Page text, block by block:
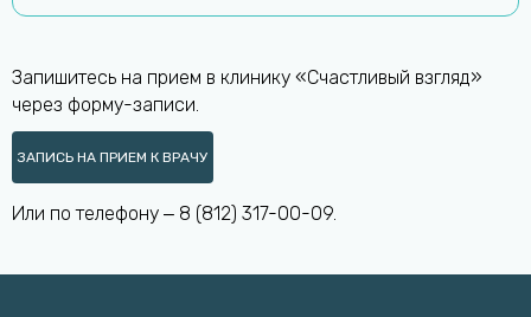
Запишитесь на прием в клинику «Счастливый взгляд»
через форму-записи.
ЗАПИСЬ НА ПРИЕМ К ВРАЧУ
Или по телефону ‒ 8 (812) 317-00-09.